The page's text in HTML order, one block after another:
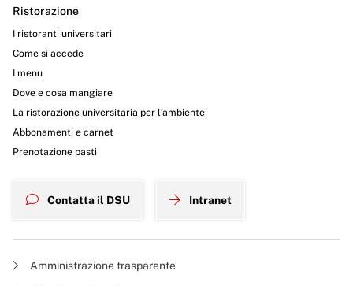
Ristorazione
I ristoranti universitari
Come si accede
I menu
Dove e cosa mangiare
La ristorazione universitaria per l’ambiente
Abbonamenti e carnet
Prenotazione pasti
Contatta il DSU Intranet
Amministrazione trasparente